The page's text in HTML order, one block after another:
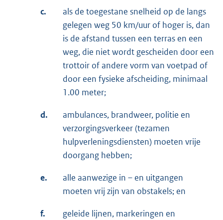
c.
als de toegestane snelheid op de langs
gelegen weg 50 km/uur of hoger is, dan
is de afstand tussen een terras en een
weg, die niet wordt gescheiden door een
trottoir of andere vorm van voetpad of
door een fysieke afscheiding, minimaal
1.00 meter;
d.
ambulances, brandweer, politie en
verzorgingsverkeer (tezamen
hulpverleningsdiensten) moeten vrije
doorgang hebben;
e.
alle aanwezige in – en uitgangen
moeten vrij zijn van obstakels; en
f.
geleide lijnen, markeringen en